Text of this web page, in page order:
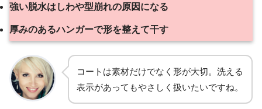
強い脱水はしわや型崩れの原因になる
厚みのあるハンガーで形を整えて干す
コートは素材だけでなく形が大切。洗える
表示があってもやさしく扱いたいですね。